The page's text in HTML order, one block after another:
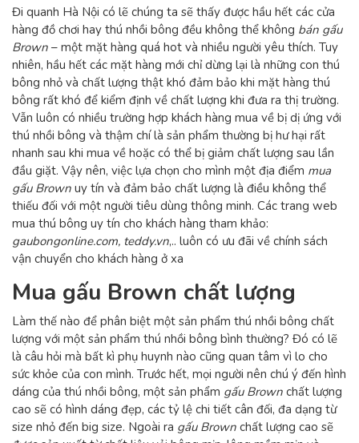
Đi quanh Hà Nội có lẽ chúng ta sẽ thấy được hầu hết các cửa
hàng đồ chơi hay thú nhồi bông đều không thể không bán gấu
Brown – một mặt hàng quá hot và nhiều người yêu thích. Tuy
nhiên, hầu hết các mặt hàng mới chỉ dừng lại là những con thú
bông nhỏ và chất lượng thật khó đảm bảo khi mặt hàng thú
bông rất khó để kiểm định về chất lượng khi đưa ra thị trường.
Vẫn luôn có nhiều trường hợp khách hàng mua về bị dị ứng với
thú nhồi bông và thậm chí là sản phẩm thường bị hư hại rất
nhanh sau khi mua về hoặc có thể bị giảm chất lượng sau lần
đầu giặt. Vậy nên, việc lựa chọn cho mình một địa điểm mua
gấu Brown uy tín và đảm bảo chất lượng là điều không thể
thiếu đối với một người tiêu dùng thông minh. Các trang web
mua thú bông uy tín cho khách hàng tham khảo:
gaubongonline.com, teddy.vn,.. luôn có ưu đãi về chính sách
vận chuyển cho khách hàng ở xa
Mua gấu Brown chất lượng
Làm thế nào để phân biệt một sản phẩm thú nhồi bông chất
lượng với một sản phẩm thú nhồi bông bình thường? Đó có lẽ
là câu hỏi mà bất kì phụ huynh nào cũng quan tâm vì lo cho
sức khỏe của con mình. Trước hết, mọi người nên chú ý đến hình
dáng của thú nhồi bông, một sản phẩm gấu Brown chất lượng
cao sẽ có hình dáng đẹp, các tỷ lệ chi tiết cân đối, đa dạng từ
size nhỏ đến big size. Ngoài ra gấu Brown chất lượng cao sẽ